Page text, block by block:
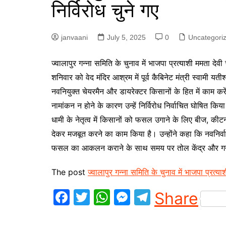
निर्विरोध चुने गए
janvaani July 5, 2025 0
ज्वालापुर गन्ना समिति के चुनाव में भाजपा प्रत्याशी ममता
शनिवार को वेद मंदिर आश्रम में पूर्व कैबिनेट मंत्री स्वामी
नवनियुक्त चेयरमैन और डायरेक्टर किसानों के हित में काम
नामांकन न होने के कारण उन्हें निर्विरोध निर्वाचित घोषित
धामी के नेतृत्व में किसानों को फसल उगाने के लिए बीज,
देकर मजबूत करने का काम किया है। उन्होंने कहा कि
फसल का आकलन कराने के साथ समय पर तोल केंद्र और गन्ना
The postज्वालापुर गन्ना समिति के चुनाव में भाजपा
F
T
W M T
el
Share